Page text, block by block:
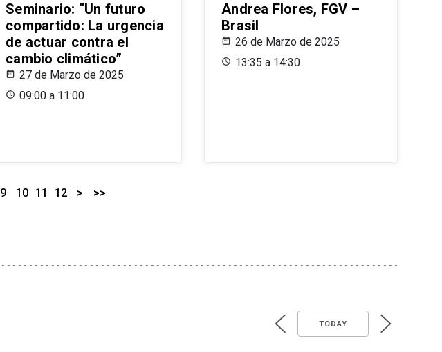
Seminario: “Un futuro
compartido: La urgencia
de actuar contra el
cambio climático”
27 de Marzo de 2025
09:00 a 11:00
Andrea Flores, FGV –
Brasil
26 de Marzo de 2025
13:35 a 14:30
9 10 11 12 > >>
TODAY